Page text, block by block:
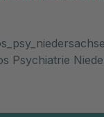
Psychiatrie